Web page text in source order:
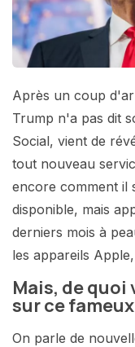
Après un coup
Trump n'a pas dit
Social, vient de
tout nouveau
encore comment il
disponible, mais
derniers mois à
les appareils
Mais, de
sur ce
On parle de